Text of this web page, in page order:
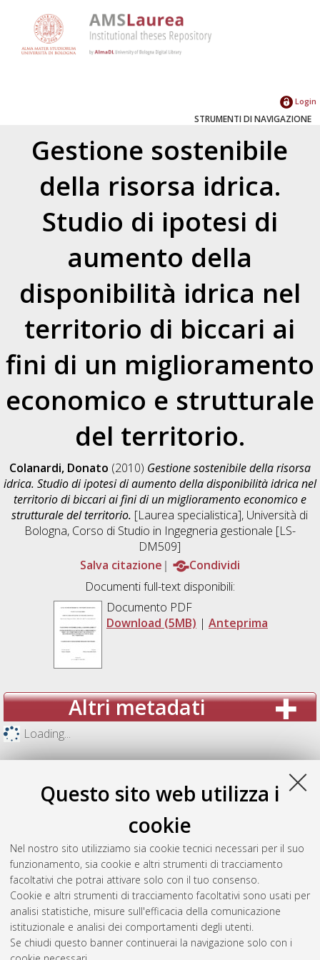
Questo sito web utilizza i
cookie
Nel nostro sito utilizziamo sia cookie tecnici necessari per il suo
funzionamento, sia cookie e altri strumenti di tracciamento
facoltativi che potrai attivare solo con il tuo consenso.
Cookie e altri strumenti di tracciamento facoltativi sono usati per
analisi statistiche, misure sull'efficacia della comunicazione
istituzionale e analisi dei comportamenti degli utenti.
Se chiudi questo banner continuerai la navigazione solo con i
Login
STRUMENTI DI NAVIGAZIONE
Gestione sostenibile
della risorsa idrica.
Studio di ipotesi di
aumento della
disponibilità idrica nel
territorio di biccari ai
fini di un miglioramento
economico e strutturale
del territorio.
Colanardi, Donato (2010) Gestione sostenibile della risorsa
idrica. Studio di ipotesi di aumento della disponibilità idrica nel
territorio di biccari ai fini di un miglioramento economico e
strutturale del territorio. [Laurea specialistica], Università di
Bologna, Corso di Studio in Ingegneria gestionale [LS-
DM509]
Salva citazione
Condividi
Documenti full-text disponibili:
Documento PDF
Download (5MB) | Anteprima
Altri metadati
Loading...
Gestione del documento: